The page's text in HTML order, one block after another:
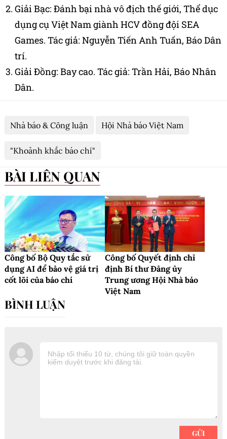
Giải Bạc: Đánh bại nhà vô địch thế giới, Thể dục
dụng cụ Việt Nam giành HCV đồng đội SEA
Games. Tác giả: Nguyễn Tiến Anh Tuấn, Báo Dân
trí.
Giải Đồng: Bay cao. Tác giả: Trần Hải, Báo Nhân
Dân.
Nhà báo & Công luận Hội Nhà báo Việt Nam
"Khoảnh khắc báo chí"
BÀI LIÊN QUAN
Công bố Bộ Quy tắc sử
dụng AI để bảo vệ giá trị
cốt lõi của báo chí
Công bố Quyết định chỉ
định Bí thư Đảng ủy
Trung ương Hội Nhà báo
Việt Nam